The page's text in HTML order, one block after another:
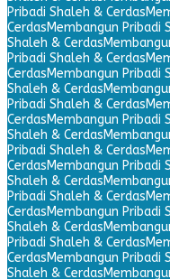
Pribadi Shaleh & Cerdas
CerdasMembangun Pribadi
Shaleh & Cerdas
Pribadi Shaleh & Cerdas
CerdasMembangun Pribadi
Shaleh & Cerdas
Pribadi Shaleh & Cerdas
CerdasMembangun Pribadi
Shaleh & Cerdas
Pribadi Shaleh & Cerdas
CerdasMembangun Pribadi
Shaleh & Cerdas
Pribadi Shaleh & Cerdas
CerdasMembangun Pribadi
Shaleh & Cerdas
Pribadi Shaleh & Cerdas
CerdasMembangun Pribadi
Shaleh & Cerdas